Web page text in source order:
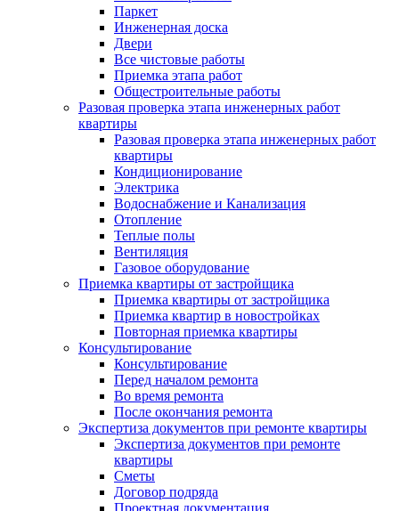
Паркет
Инженерная доска
Двери
Все чистовые работы
Приемка этапа работ
Общестроительные работы
Разовая проверка этапа инженерных работ
квартиры
Разовая проверка этапа инженерных работ
квартиры
Кондиционирование
Электрика
Водоснабжение и Канализация
Отопление
Теплые полы
Вентиляция
Газовое оборудование
Приемка квартиры от застройщика
Приемка квартиры от застройщика
Приемка квартир в новостройках
Повторная приемка квартиры
Консультирование
Консультирование
Перед началом ремонта
Во время ремонта
После окончания ремонта
Экспертиза документов при ремонте квартиры
Экспертиза документов при ремонте
квартиры
Сметы
Договор подряда
Проектная документация